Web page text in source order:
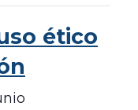
ético